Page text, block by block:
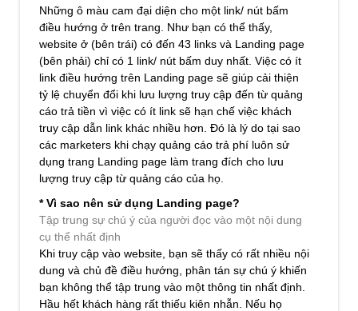
Những ô màu cam đại diện cho một link/ nút bấm
điều hướng ở trên trang. Như bạn có thể thấy,
website ở (bên trái) có đến 43 links và Landing page
(bên phải) chỉ có 1 link/ nút bấm duy nhất. Việc có ít
link điều hướng trên Landing page sẽ giúp cải thiện
tỷ lệ chuyển đổi khi lưu lượng truy cập đến từ quảng
cáo trả tiền vì việc có ít link sẽ hạn chế việc khách
truy cập dẫn link khác nhiều hơn. Đó là lý do tại sao
các marketers khi chạy quảng cáo trả phí luôn sử
dụng trang Landing page làm trang đích cho lưu
lượng truy cập từ quảng cáo của họ.
* Vì sao nên sử dụng Landing page?
Tập trung sự chú ý của người đọc vào một nội dung
cụ thể nhất định
Khi truy cập vào website, bạn sẽ thấy có rất nhiều nội
dung và chủ đề điều hướng, phân tán sự chú ý khiến
bạn không thể tập trung vào một thông tin nhất định.
Hầu hết khách hàng rất thiếu kiên nhẫn. Nếu họ